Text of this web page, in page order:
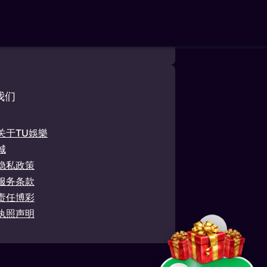
游戏编号
们
于TU娛樂
私政策
务条款
任博彩
照声明